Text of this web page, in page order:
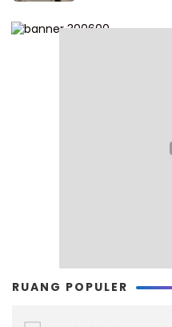
RUANG POPULER